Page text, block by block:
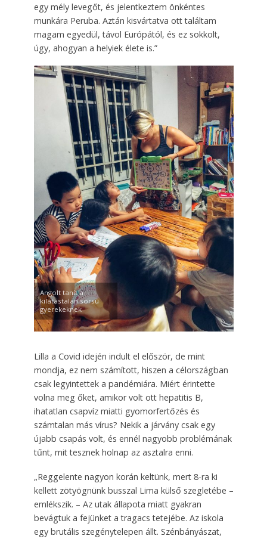
egy mély levegőt, és jelentkeztem önkéntes
munkára Peruba. Aztán kisvártatva ott találtam
magam egyedül, távol Európától, és ez sokkolt,
úgy, ahogyan a helyiek élete is.”
Angolt tanít a
kilátástalan sorsú
gyerekeknek
Lilla a Covid idején indult el először, de mint
mondja, ez nem számított, hiszen a célországban
csak legyintettek a pandémiára. Miért érintette
volna meg őket, amikor volt ott hepatitis B,
ihatatlan csapvíz miatti gyomorfertőzés és
számtalan más vírus? Nekik a járvány csak egy
újabb csapás volt, és ennél nagyobb problémának
tűnt, mit tesznek holnap az asztalra enni.
„Reggelente nagyon korán keltünk, mert 8-ra ki
kellett zötyögnünk busszal Lima külső szegletébe –
emlékszik. – Az utak állapota miatt gyakran
bevágtuk a fejünket a tragacs tetejébe. Az iskola
egy brutális szegénytelepen állt. Szénbányászat,